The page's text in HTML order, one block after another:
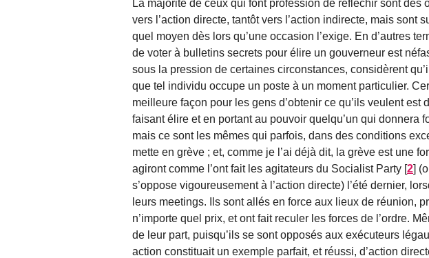
La majorité de ceux qui font profession de réfléchir sont des
vers l’action directe, tantôt vers l’action indirecte, mais sont
quel moyen dès lors qu’une occasion l’exige. En d’autres
de voter à bulletins secrets pour élire un gouverneur est
sous la pression de certaines circonstances, considèrent
que tel individu occupe un poste à un moment particulier.
meilleure façon pour les gens d’obtenir ce qu’ils veulent est
faisant élire et en portant au pouvoir quelqu’un qui donnera
mais ce sont les mêmes qui parfois, dans des conditions
mette en grève ; et, comme je l’ai déjà dit, la grève est une
agiront comme l’ont fait les agitateurs du Socialist Party [2]
s’oppose vigoureusement à l’action directe) l’été dernier,
leurs meetings. Ils sont allés en force aux lieux de réunion,
n’importe quel prix, et ont fait reculer les forces de l’ordre.
de leur part, puisqu’ils se sont opposés aux exécuteurs
action constituait un exemple parfait, et réussi, d’action